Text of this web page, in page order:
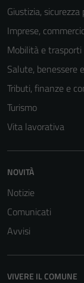
Giustizia,
Imprese,
Mobilità e trasporti
Salute, benessere
Tributi, finanze e
Turismo
Vita lavorativa
NOVITÀ
Notizie
Comunicati
Avvisi
VIVERE IL COMUNE